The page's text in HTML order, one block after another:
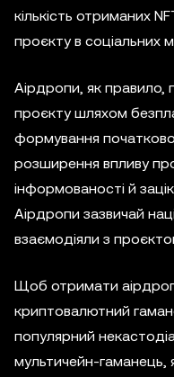
кількість отриманих
проєкту в соціальних
Аірдропи, як правило,
проєкту шляхом
формування
розширення впливу
інформованості й
Аірдропи зазвичай
взаємодіяли з
Щоб отримати
криптовалютний
популярний
мультичейн-гаманець,